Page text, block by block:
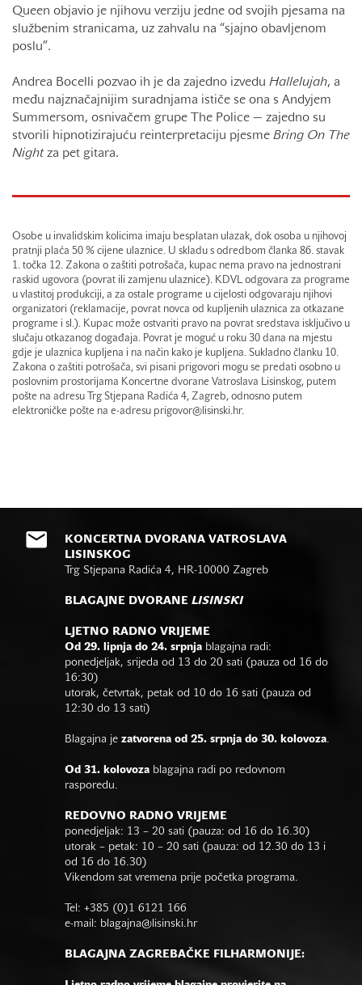
Queen objavio je njihovu verziju jedne od svojih pjesama na
službenim stranicama, uz zahvalu na “sjajno obavljenom
poslu”.
Andrea Bocelli pozvao ih je da zajedno izvedu Hallelujah, a
među najznačajnijim suradnjama ističe se ona s Andyjem
Summersom, osnivačem grupe The Police — zajedno su
stvorili hipnotizirajuću reinterpretaciju pjesme Bring On The
Nightza pet gitara.
Osobe u invalidskim kolicima imaju besplatan ulazak, dok osoba u njihovoj
pratnji plaća 50 % cijene ulaznice. U skladu s odredbom članka 86. stavak
1. točka 12. Zakona o zaštiti potrošača, kupac nema pravo na jednostrani
raskid ugovora (povrat ili zamjenu ulaznice). KDVL odgovara za programe
u vlastitoj produkciji, a za ostale programe u cijelosti odgovaraju njihovi
organizatori (reklamacije, povrat novca od kupljenih ulaznica za otkazane
programe i sl.). Kupac može ostvariti pravo na povrat sredstava isključivo u
slučaju otkazanog događaja. Povrat je moguć u roku 30 dana na mjestu
gdje je ulaznica kupljena i na način kako je kupljena. Sukladno članku 10.
Zakona o zaštiti potrošača, svi pisani prigovori mogu se predati osobno u
poslovnim prostorijama Koncertne dvorane Vatroslava Lisinskog, putem
pošte na adresu Trg Stjepana Radića 4, Zagreb, odnosno putem
elektroničke pošte na e-adresu prigovor@lisinski.hr.
KONCERTNA DVORANA VATROSLAVA
LISINSKOG
Trg Stjepana Radića 4, HR-10000 Zagreb
BLAGAJNE DVORANE LISINSKI
LJETNO RADNO VRIJEME
Od 29. lipnja do 24. srpnja blagajna radi:
ponedjeljak, srijeda od 13 do 20 sati (pauza od 16 do
16:30)
utorak, četvrtak, petak od 10 do 16 sati (pauza od
12:30 do 13 sati)
Blagajna je zatvorena od 25. srpnja do 30. kolovoza.
Od 31. kolovoza blagajna radi po redovnom
rasporedu.
REDOVNO RADNO VRIJEME
ponedjeljak: 13 – 20 sati (pauza: od 16 do 16.30)
utorak – petak: 10 – 20 sati (pauza: od 12.30 do 13 i
od 16 do 16.30)
Vikendom sat vremena prije početka programa.
Tel: +385 (0)1 6121 166
e-mail: blagajna@lisinski.hr
BLAGAJNA ZAGREBAČKE FILHARMONIJE: